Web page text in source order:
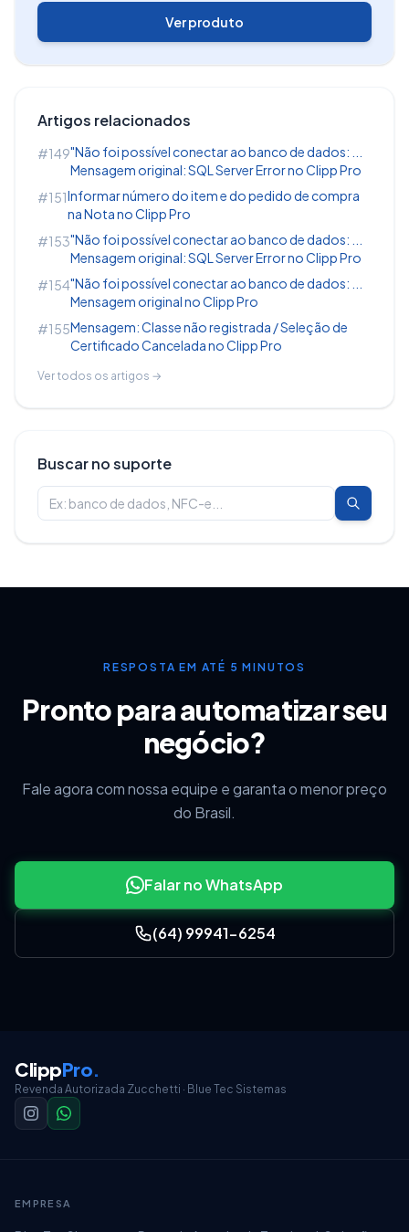
Ver produto
Artigos relacionados
#149"Não foi possível conectar ao banco de dados: ...
Mensagem original: SQL Server Error no Clipp Pro
#151Informar número do item e do pedido de compra
na Nota no Clipp Pro
#153"Não foi possível conectar ao banco de dados: ...
Mensagem original: SQL Server Error no Clipp Pro
#154"Não foi possível conectar ao banco de dados: ...
Mensagem original no Clipp Pro
#155Mensagem: Classe não registrada / Seleção de
Certificado Cancelada no Clipp Pro
Ver todos os artigos →
Buscar no suporte
RESPOSTA EM ATÉ 5 MINUTOS
Pronto para automatizar seu
negócio?
Fale agora com nossa equipe e garanta o menor preço
do Brasil.
Falar no WhatsApp
(64) 99941-6254
ClippPro.
Revenda Autorizada Zucchetti · Blue Tec Sistemas
EMPRESA